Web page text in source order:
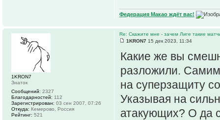
Федерация Макао ждёт вас!
Re: Скажите мне - зачем Лиге такие
1KRON7 15 дек 2023, 11:34
Какие же вы
разложили.
на суперзащиту
Указывая на
атакующих? О да
1KRON7
Знаток
Сообщений: 2327
Благодарностей: 112
Зарегистрирован: 03 сен 2007, 07:26
Откуда: Кемерово, Россия
Рейтинг: 521